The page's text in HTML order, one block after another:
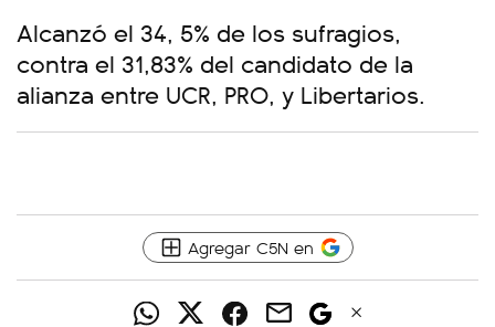
Alcanzó el 34, 5% de los sufragios,
contra el 31,83% del candidato de la
alianza entre UCR, PRO, y Libertarios.
Agregar C5N en